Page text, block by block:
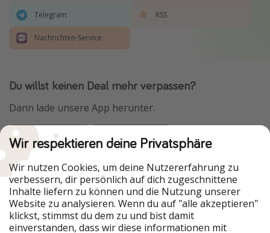
Telegram RSS
Nachrichten-Service
Du willst keinen Deal mehr verpassen?
Dann lade unsere App herunter.
Urlaubspiraten ist Teil der HolidayPirates Group
Unsere Märkte
PiratinViaggio
HolidayPirates
VakantiePiraten
WakacyjniPiraci
VoyagesPirates
Ferienpiraten
Wir respektieren deine Privatsphäre
Wir nutzen Cookies, um deine Nutzererfahrung zu
verbessern, dir persönlich auf dich zugeschnittene
Inhalte liefern zu können und die Nutzung unserer
Website zu analysieren. Wenn du auf "alle akzeptieren"
klickst, stimmst du dem zu und bist damit
einverstanden, dass wir diese informationen mit